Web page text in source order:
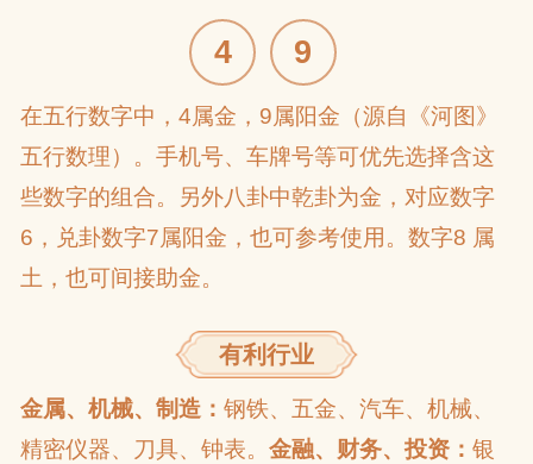
4 9
在五行数字中，4属金，9属阳金（源自《河图》
五行数理）。手机号、车牌号等可优先选择含这
些数字的组合。另外八卦中乾卦为金，对应数字
6，兑卦数字7属阳金，也可参考使用。数字8 属
土，也可间接助金。
有利行业
金属、机械、制造： 钢铁、五金、汽车、机械、
精密仪器、刀具、钟表。 金融、财务、投资： 银